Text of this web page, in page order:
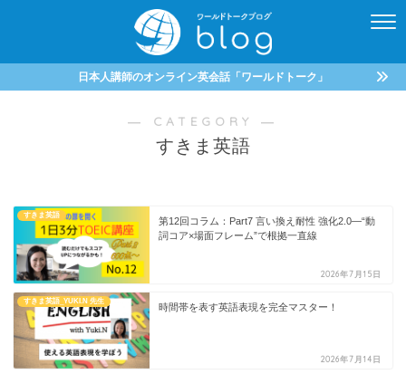
日本人講師のオンライン英会話「ワールドトーク」
― CATEGORY ―
すきま英語
すきま英語
第12回コラム：Part7 言い換え耐性 強化2.0—“動
詞コア×場面フレーム”で根拠一直線
2026年7月15日
すきま英語_YUKI.N 先生
時間帯を表す英語表現を完全マスター！
2026年7月14日